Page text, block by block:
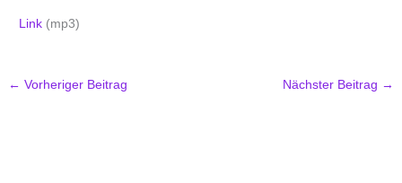
Link (mp3)
← Vorheriger Beitrag Nächster Beitrag →